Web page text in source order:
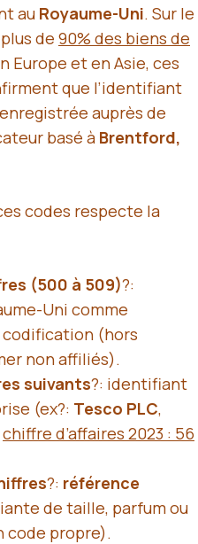
au Royaume-Uni. Sur le
de 90% des biens de
Europe et en Asie, ces
que l’identifiant
auprès de
basé à Brentford,
codes respecte la
(500 à 509)?:
Uni comme
(hors
non affiliés).
suivants?: identifiant
(ex?: Tesco PLC,
chiffre d’affaires 2023 : 56
?: référence
de taille, parfum ou
code propre).